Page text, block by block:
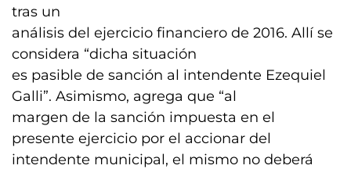
tras un
análisis del ejercicio financiero de 2016. Allí se
considera “dicha situación
es pasible de sanción al intendente Ezequiel
Galli”. Asimismo, agrega que “al
margen de la sanción impuesta en el
presente ejercicio por el accionar del
intendente municipal, el mismo no deberá